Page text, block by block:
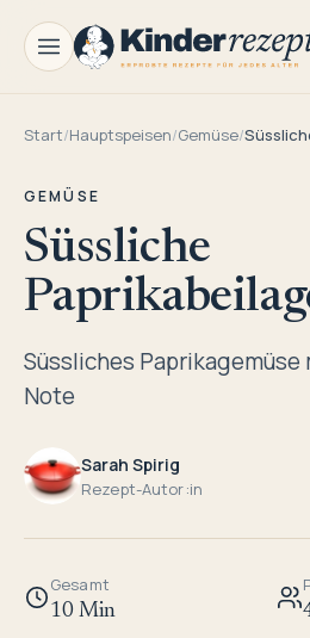
Start/Hauptspeisen/Gemüse/
GEMÜSE
Süssliche
Süssliches
Note
Sarah Spirig
Rezept-Autor:in
Gesamt
10 Min